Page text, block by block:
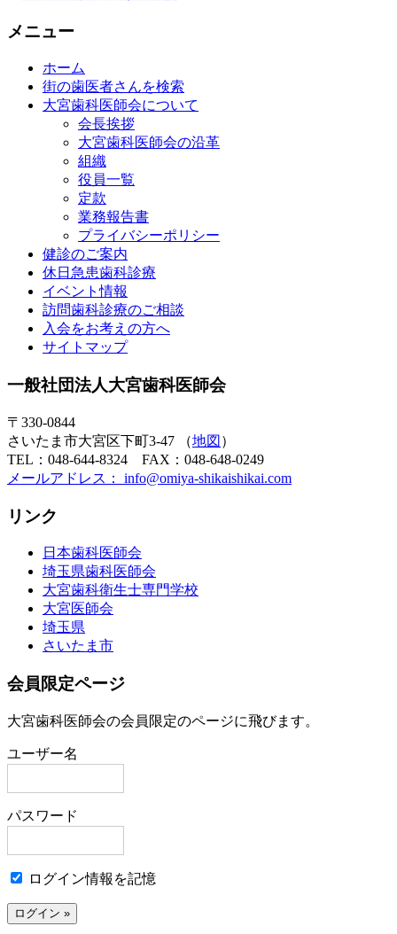
メニュー
ホーム
街の歯医者さんを検索
大宮歯科医師会について
会長挨拶
大宮歯科医師会の沿革
組織
役員一覧
定款
業務報告書
プライバシーポリシー
健診のご案内
休日急患歯科診療
イベント情報
訪問歯科診療のご相談
入会をお考えの方へ
サイトマップ
一般社団法人大宮歯科医師会
〒330-0844
さいたま市大宮区下町3-47 （地図 ）
TEL：048-644-8324 FAX：048-648-0249
メールアドレス： info@omiya-shikaishikai.com
リンク
日本歯科医師会
埼玉県歯科医師会
大宮歯科衛生士専門学校
大宮医師会
埼玉県
さいたま市
会員限定ページ
大宮歯科医師会の会員限定のページに飛びます。
ユーザー名
パスワード
ログイン情報を記憶